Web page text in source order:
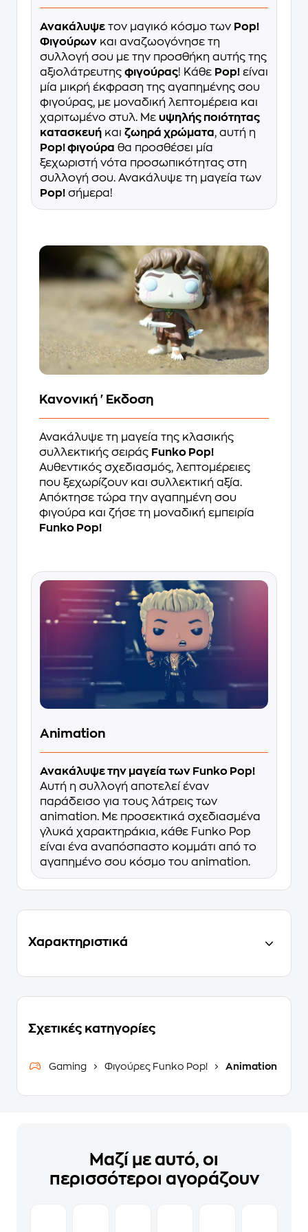
Ανακάλυψε τον μαγικό κόσμο των Pop!
Φιγούρων και αναζωογόνησε τη
συλλογή σου με την προσθήκη αυτής της
αξιολάτρευτης φιγούρας! Κάθε Pop! είναι
μία μικρή έκφραση της αγαπημένης σου
φιγούρας, με μοναδική λεπτομέρεια και
χαριτωμένο στυλ. Με υψηλής ποιότητας
κατασκευή και ζωηρά χρώματα, αυτή η
Pop! φιγούρα θα προσθέσει μία
ξεχωριστή νότα προσωπικότητας στη
συλλογή σου. Ανακάλυψε τη μαγεία των
Pop! σήμερα!
Κανονική 'Εκδοση
Ανακάλυψε τη μαγεία της κλασικής
συλλεκτικής σειράς Funko Pop!
Αυθεντικός σχεδιασμός, λεπτομέρειες
που ξεχωρίζουν και συλλεκτική αξία.
Απόκτησε τώρα την αγαπημένη σου
φιγούρα και ζήσε τη μοναδική εμπειρία
Funko Pop!
Animation
Ανακάλυψε την μαγεία των Funko Pop!
Αυτή η συλλογή αποτελεί έναν
παράδεισο για τους λάτρεις των
animation. Με προσεκτικά σχεδιασμένα
γλυκά χαρακτηράκια, κάθε Funko Pop
είναι ένα αναπόσπαστο κομμάτι από το
αγαπημένο σου κόσμο του animation.
Χαρακτηριστικά
Σχετικές κατηγορίες
Gaming Φιγούρες Funko Pop! Animation
Μαζί με αυτό, οι
περισσότεροι αγοράζουν